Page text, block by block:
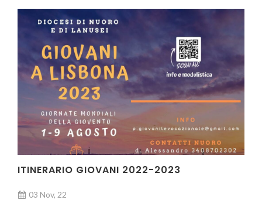
ITINERARIO GIOVANI 2022-2023
03 Nov, 22